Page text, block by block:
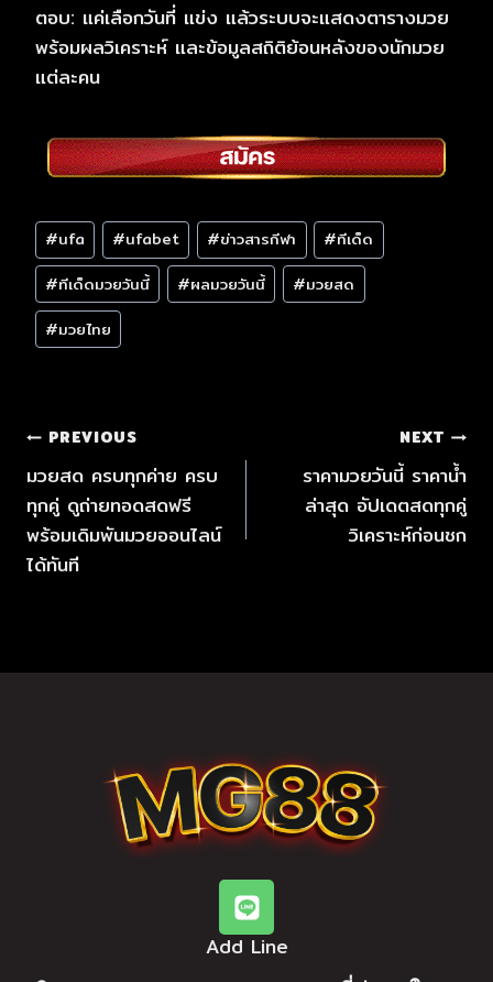
ตอบ: แค่เลือกวันที่ แข่ง แล้วระบบจะแสดงตารางมวย
พร้อมผลวิเคราะห์ และข้อมูลสถิติย้อนหลังของนักมวย
แต่ละคน
#ufa #ufabet #ข่าวสารกีฬา #ทีเด็ด
#ทีเด็ดมวยวันนี้ #ผลมวยวันนี้ #มวยสด
#มวยไทย
PREVIOUS
มวยสด ครบทุกค่าย ครบ
ทุกคู่ ดูถ่ายทอดสดฟรี
พร้อมเดิมพันมวยออนไลน์
ได้ทันที
NEXT
ราคามวยวันนี้ ราคาน้ำ
ล่าสุด อัปเดตสดทุกคู่
วิเคราะห์ก่อนชก
Add Line